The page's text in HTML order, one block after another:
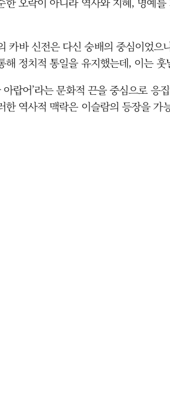
카바 신전은 다신 숭배의 중심이었
정치적 통일을 유지했는데, 이는
랍어’라는 문화적 끈을 중심으로
역사적 맥락은 이슬람의 등장을